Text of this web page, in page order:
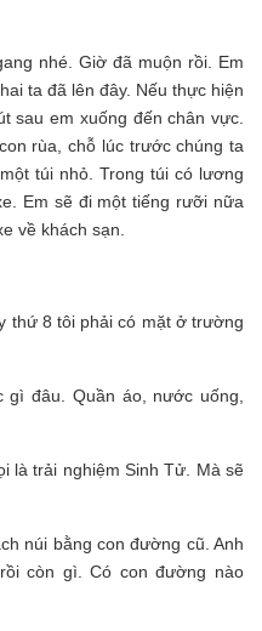
nhé. Giờ đã muộn rồi. Em
ta đã lên đây. Nếu thực hiện
sau em xuống đến chân vực.
rùa, chỗ lúc trước chúng ta
túi nhỏ. Trong túi có lương
Em sẽ đi một tiếng rưỡi nữa
về khách sạn.
thứ 8 tôi phải có mặt ở trường
gì đâu. Quần áo, nước uống,
là trải nghiệm Sinh Tử. Mà sẽ
núi bằng con đường cũ. Anh
còn gì. Có con đường nào